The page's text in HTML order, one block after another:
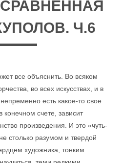
Ч.6
все объяснить. Во всяком
во всех искусствах, и в
есть какое-то свое
конечном счете, зависит
произведения. И это «чуть-
столько разумом и твердой
художника, тонким